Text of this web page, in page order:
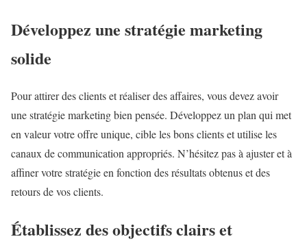
Développez une stratégie marketing
solide
Pour attirer des clients et réaliser des affaires, vous devez avoir
une stratégie marketing bien pensée. Développez un plan qui met
en valeur votre offre unique, cible les bons clients et utilise les
canaux de communication appropriés. N’hésitez pas à ajuster et à
affiner votre stratégie en fonction des résultats obtenus et des
retours de vos clients.
Établissez des objectifs clairs et